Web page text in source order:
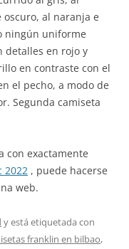
al naranja e
ningún uniforme
detalles en rojo y
en contraste con el
el pecho, a modo de
Segunda camiseta
con exactamente
2022 , puede hacerse
web.
y está etiquetada con
franklin en bilbao,